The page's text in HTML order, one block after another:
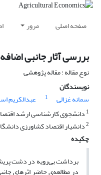
صفحه اصلی مرور
بررسی آثار جانبی
نوع مقاله : مقاله پژوهشی
نویسندگان
سمانه غزالی
1 عبدالکریم
1 دانشجوی کارشناسی ارشد
2دانشیار اقتصاد کشاورزی
چکیده
برداشت بی‌رویه در دشت